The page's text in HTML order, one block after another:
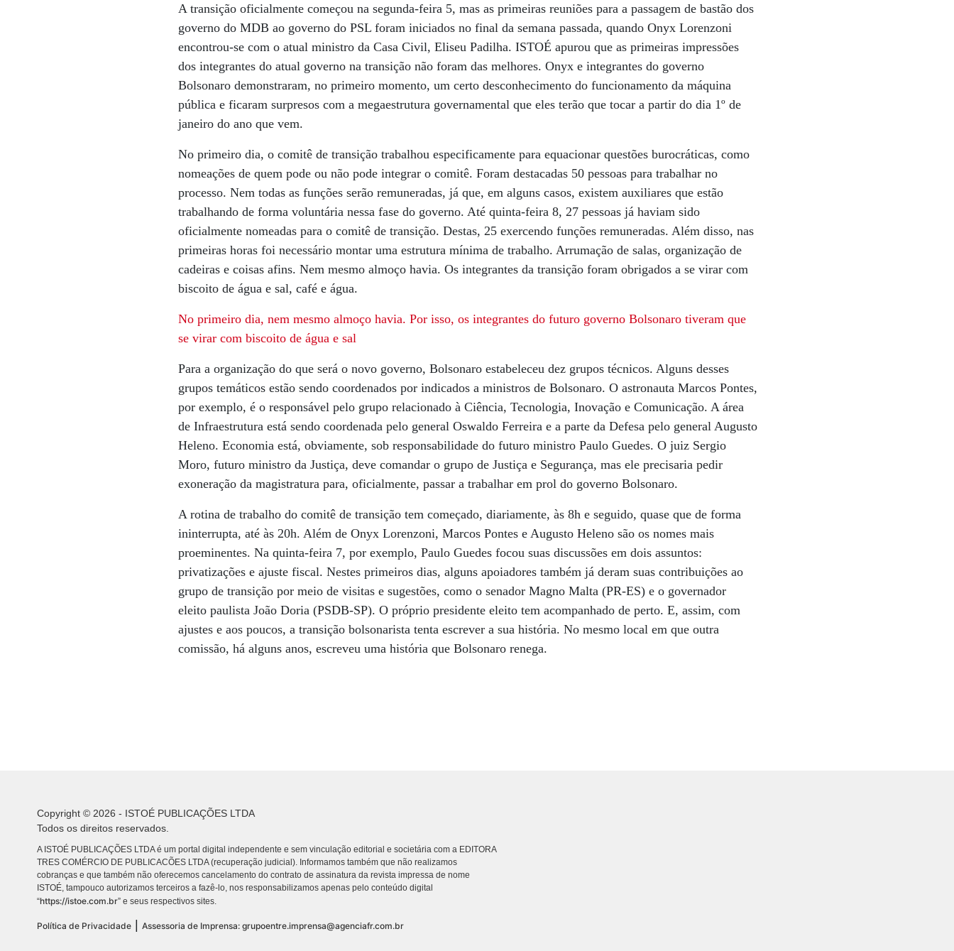
A transição oficialmente começou na segunda-feira 5, mas as primeiras reuniões para a passagem de bastão dos
governo do MDB ao governo do PSL foram iniciados no final da semana passada, quando Onyx Lorenzoni
encontrou-se com o atual ministro da Casa Civil, Eliseu Padilha. ISTOÉ apurou que as primeiras impressões
dos integrantes do atual governo na transição não foram das melhores. Onyx e integrantes do governo
Bolsonaro demonstraram, no primeiro momento, um certo desconhecimento do funcionamento da máquina
pública e ficaram surpresos com a megaestrutura governamental que eles terão que tocar a partir do dia 1º de
janeiro do ano que vem.
No primeiro dia, o comitê de transição trabalhou especificamente para equacionar questões burocráticas, como
nomeações de quem pode ou não pode integrar o comitê. Foram destacadas 50 pessoas para trabalhar no
processo. Nem todas as funções serão remuneradas, já que, em alguns casos, existem auxiliares que estão
trabalhando de forma voluntária nessa fase do governo. Até quinta-feira 8, 27 pessoas já haviam sido
oficialmente nomeadas para o comitê de transição. Destas, 25 exercendo funções remuneradas. Além disso, nas
primeiras horas foi necessário montar uma estrutura mínima de trabalho. Arrumação de salas, organização de
cadeiras e coisas afins. Nem mesmo almoço havia. Os integrantes da transição foram obrigados a se virar com
biscoito de água e sal, café e água.
No primeiro dia, nem mesmo almoço havia. Por isso, os integrantes do futuro governo Bolsonaro tiveram que
se virar com biscoito de água e sal
Para a organização do que será o novo governo, Bolsonaro estabeleceu dez grupos técnicos. Alguns desses
grupos temáticos estão sendo coordenados por indicados a ministros de Bolsonaro. O astronauta Marcos Pontes,
por exemplo, é o responsável pelo grupo relacionado à Ciência, Tecnologia, Inovação e Comunicação. A área
de Infraestrutura está sendo coordenada pelo general Oswaldo Ferreira e a parte da Defesa pelo general Augusto
Heleno. Economia está, obviamente, sob responsabilidade do futuro ministro Paulo Guedes. O juiz Sergio
Moro, futuro ministro da Justiça, deve comandar o grupo de Justiça e Segurança, mas ele precisaria pedir
exoneração da magistratura para, oficialmente, passar a trabalhar em prol do governo Bolsonaro.
A rotina de trabalho do comitê de transição tem começado, diariamente, às 8h e seguido, quase que de forma
ininterrupta, até às 20h. Além de Onyx Lorenzoni, Marcos Pontes e Augusto Heleno são os nomes mais
proeminentes. Na quinta-feira 7, por exemplo, Paulo Guedes focou suas discussões em dois assuntos:
privatizações e ajuste fiscal. Nestes primeiros dias, alguns apoiadores também já deram suas contribuições ao
grupo de transição por meio de visitas e sugestões, como o senador Magno Malta (PR-ES) e o governador
eleito paulista João Doria (PSDB-SP). O próprio presidente eleito tem acompanhado de perto. E, assim, com
ajustes e aos poucos, a transição bolsonarista tenta escrever a sua história. No mesmo local em que outra
comissão, há alguns anos, escreveu uma história que Bolsonaro renega.
Copyright © 2026 - ISTOÉ PUBLICAÇÕES LTDA
Todos os direitos reservados.
A ISTOÉ PUBLICAÇÕES LTDA é um portal digital independente e sem vinculação editorial e societária com a EDITORA
TRES COMÉRCIO DE PUBLICACÕES LTDA (recuperação judicial). Informamos também que não realizamos
cobranças e que também não oferecemos cancelamento do contrato de assinatura da revista impressa de nome
ISTOÉ, tampouco autorizamos terceiros a fazê-lo, nos responsabilizamos apenas pelo conteúdo digital
“https://istoe.com.br” e seus respectivos sites.
Política de Privacidade Assessoria de Imprensa: grupoentre.imprensa@agenciafr.com.br